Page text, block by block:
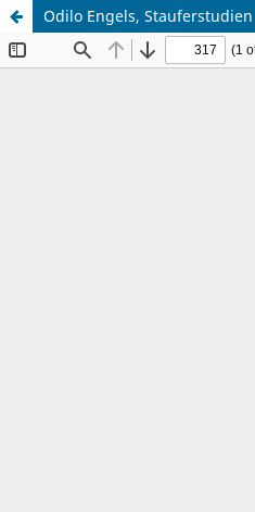
Odilo Engels, Stauferstudien